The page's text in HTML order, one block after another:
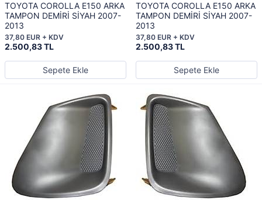
TOYOTA COROLLA E150 ARKA
TAMPON DEMİRİ SİYAH 2007-
2013
2.500,83 TL
37,80 EUR + KDV
Sepete Ekle
TOYOTA COROLLA E150 ARKA
TAMPON DEMİRİ SİYAH 2007-
2013
2.500,83 TL
37,80 EUR + KDV
Sepete Ekle